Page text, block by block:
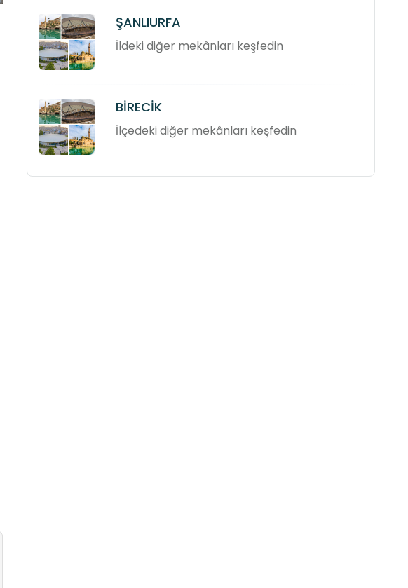
ŞANLIURFA
İldeki diğer mekânları keşfedin
BİRECİK
İlçedeki diğer mekânları keşfedin